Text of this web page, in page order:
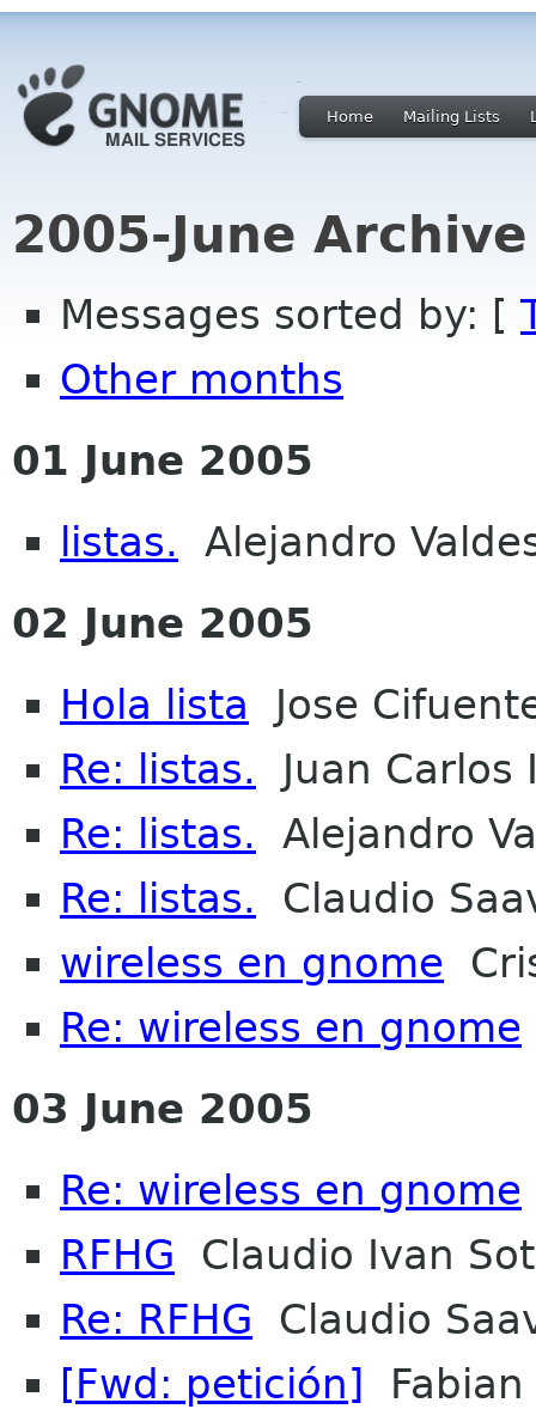
Home Mailing Lists
2005-June
Messages sorted by: [
Other months
01 June 2005
listas. Alejandro
02 June 2005
Hola lista Jose
Re: listas. Juan Carlos
Re: listas. Alejandro
Re: listas. Claudio
wireless en gnome
Re: wireless en gnome
03 June 2005
Re: wireless en gnome
RFHG Claudio Ivan
Re: RFHG Claudio
[Fwd: petición] Fabian